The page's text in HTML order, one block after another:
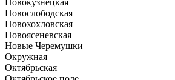
Новокузнецкая
Новослободская
Новохохловская
Новоясеневская
Новые Черемушки
Окружная
Октябрьская